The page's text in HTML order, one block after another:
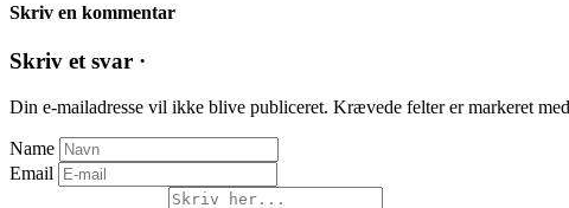
Skriv en kommentar
Skriv et svar ·
Din e-mailadresse vil ikke blive publiceret. Krævede felter er markeret med
Name
Email